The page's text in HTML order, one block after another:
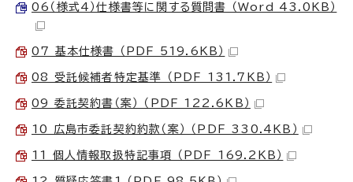
06（様式4）仕様書等に関する質問書 （Word 43.0KB）
07 基本仕様書 （PDF 519.6KB）
08 受託候補者特定基準 （PDF 131.7KB）
09 委託契約書（案） （PDF 122.6KB）
10 広島市委託契約約款（案） （PDF 330.4KB）
11 個人情報取扱特記事項 （PDF 169.2KB）